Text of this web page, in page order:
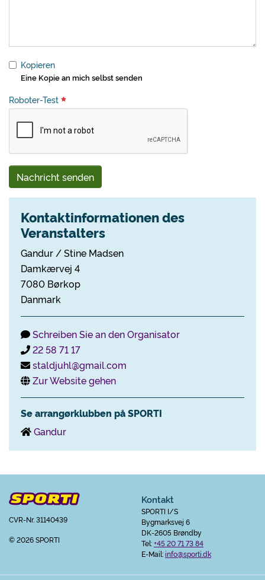
Kopieren
Eine Kopie an mich selbst senden
Roboter-Test
Nachricht senden
Kontaktinformationen des
Veranstalters
Gandur / Stine Madsen
Damkærvej 4
7080 Børkop
Danmark
Schreiben Sie an den Organisator
22 58 71 17
staldjuhl@gmail.com
Zur Website gehen
Se arrangørklubben på SPORTI
Gandur
CVR-Nr. 31140439
© 2026 SPORTI
Kontakt
SPORTI I/S
Bygmarksvej 6
DK-2605 Brøndby
Tel:+45 20 71 73 84
E-Mail:info@sporti.dk